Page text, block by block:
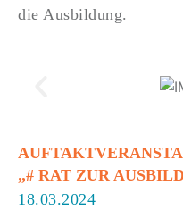
die Ausbildung.
„# RAT ZUR
18.03.2024